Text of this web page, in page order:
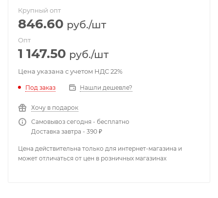
Крупный опт
846.60 руб./шт
Опт
1 147.50 руб./шт
Цена указана с учетом НДС 22%
Под заказ Нашли дешевле?
Хочу в подарок
Самовывоз сегодня - бесплатно
Доставка завтра - 390 ₽
Цена действительна только для интернет-магазина и
может отличаться от цен в розничных магазинах